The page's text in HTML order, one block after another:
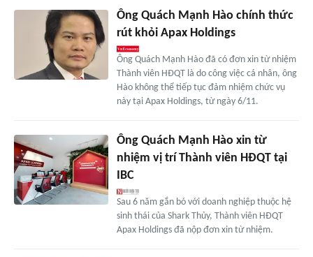
Ông Quách Mạnh Hào chính thức
rút khỏi Apax Holdings
Ông Quách Mạnh Hào đã có đơn xin từ nhiệm
Thành viên HĐQT là do công việc cá nhân, ông
Hào không thể tiếp tục đảm nhiệm chức vụ
này tại Apax Holdings, từ ngày 6/11.
Ông Quách Mạnh Hào xin từ
nhiệm vị trí Thành viên HĐQT tại
IBC
Sau 6 năm gắn bó với doanh nghiệp thuộc hệ
sinh thái của Shark Thủy, Thành viên HĐQT
Apax Holdings đã nộp đơn xin từ nhiệm.